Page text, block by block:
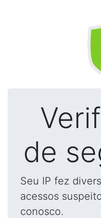
de
Seu IP fez
acessos
conosco.